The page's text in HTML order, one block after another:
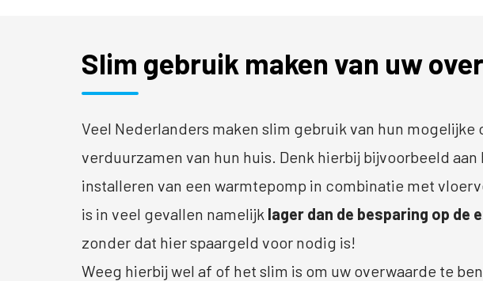
Slim gebruik maken van uw
Veel Nederlanders maken slim gebruik van hun
verduurzamen van hun huis. Denk hierbij bijvoorbeeld
installeren van een warmtepomp in combinatie met
is in veel gevallen namelijk lager dan de besparing op de
zonder dat hier spaargeld voor nodig is!
Weeg hierbij wel af of het slim is om uw overwaarde te